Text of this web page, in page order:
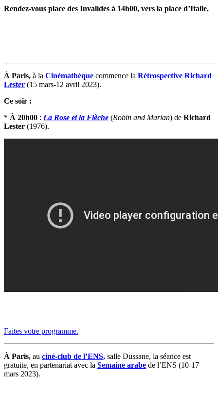
Rendez-vous place des Invalides à 14h00, vers la place d’Italie.
À Paris, à la Cinémathèque commence la Rétrospective Richard
Lester (15 mars-12 avril 2023).
Ce soir :
* À 20h00 : La Rose et la Flèche (Robin and Marian) de Richard
Lester (1976).
Faites votre programme.
À Paris, au ciné-club de l’ENS, salle Dussane, la séance est
gratuite, en partenariat avec la Semaine arabe de l’ENS (10-17
mars 2023).